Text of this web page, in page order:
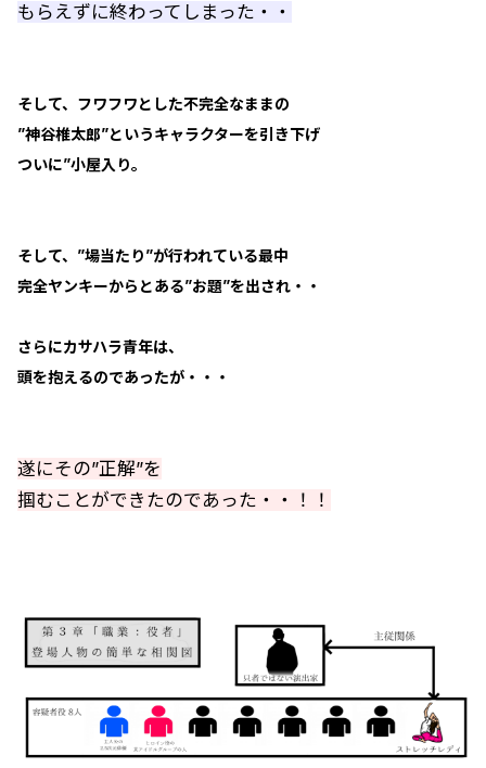
もらえずに終わってしまった・・
そして、フワフワとした不完全なままの
”神谷椎太郎”というキャラクターを引き下げ
ついに”小屋入り。
そして、”場当たり”が行われている最中
完全ヤンキーからとある”お題”を出され・・
さらにカサハラ青年は、
頭を抱えるのであったが・・・
遂にその”正解”を
掴むことができたのであった・・！！